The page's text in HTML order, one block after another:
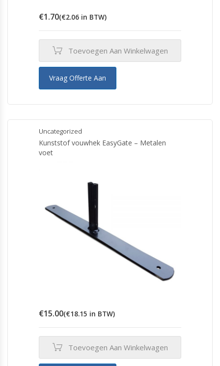
€1.70(€2.06 in BTW)
Toevoegen Aan Winkelwagen
Vraag Offerte Aan
Uncategorized
Kunststof vouwhek EasyGate – Metalen
voet
€15.00(€18.15 in BTW)
Toevoegen Aan Winkelwagen